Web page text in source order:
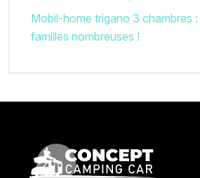
Mobil-home trigano 3 chambres :
familles nombreuses !